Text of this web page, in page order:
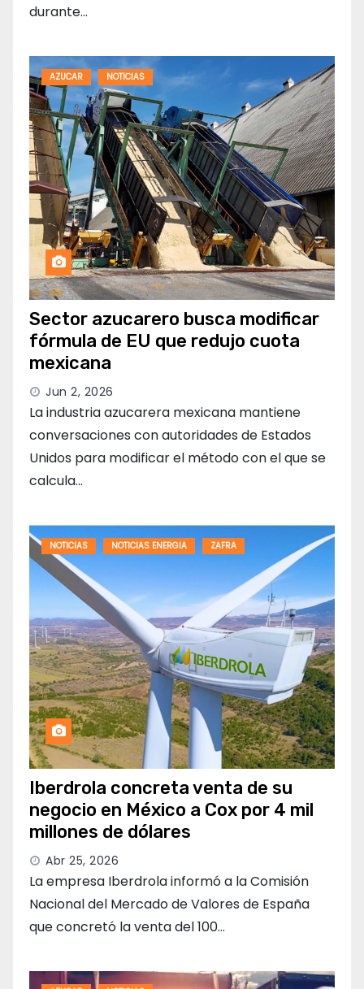
durante…
AZUCAR NOTICIAS
Sector azucarero busca modificar
fórmula de EU que redujo cuota
mexicana
Jun 2, 2026
La industria azucarera mexicana mantiene
conversaciones con autoridades de Estados
Unidos para modificar el método con el que se
calcula…
NOTICIAS NOTICIAS ENERGIA ZAFRA
Iberdrola concreta venta de su
negocio en México a Cox por 4 mil
millones de dólares
Abr 25, 2026
La empresa Iberdrola informó a la Comisión
Nacional del Mercado de Valores de España
que concretó la venta del 100…